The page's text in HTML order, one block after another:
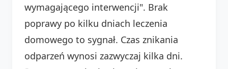
wymagającego interwencji". Brak
poprawy po kilku dniach leczenia
domowego to sygnał. Czas znikania
odparzeń wynosi zazwyczaj kilka dni.